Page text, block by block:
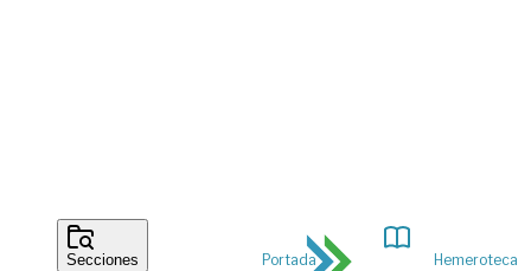
Secciones Portada Hemeroteca